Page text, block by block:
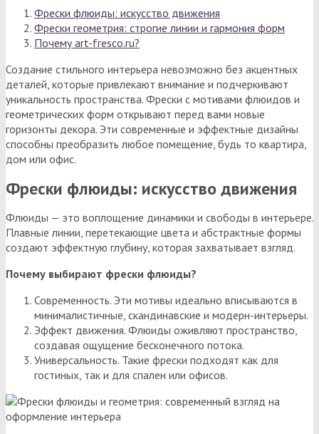
Фрески флюиды: искусство движения
Фрески геометрия: строгие линии и гармония форм
Почему art-fresco.ru?
Создание стильного интерьера невозможно без акцентных
деталей, которые привлекают внимание и подчеркивают
уникальность пространства. Фрески с мотивами флюидов и
геометрических форм открывают перед вами новые
горизонты декора. Эти современные и эффектные дизайны
способны преобразить любое помещение, будь то квартира,
дом или офис.
Фрески флюиды: искусство движения
Флюиды — это воплощение динамики и свободы в интерьере.
Плавные линии, перетекающие цвета и абстрактные формы
создают эффектную глубину, которая захватывает взгляд.
Почему выбирают фрески флюиды?
Современность. Эти мотивы идеально вписываются в
минималистичные, скандинавские и модерн-интерьеры.
Эффект движения. Флюиды оживляют пространство,
создавая ощущение бесконечного потока.
Универсальность. Такие фрески подходят как для
гостиных, так и для спален или офисов.